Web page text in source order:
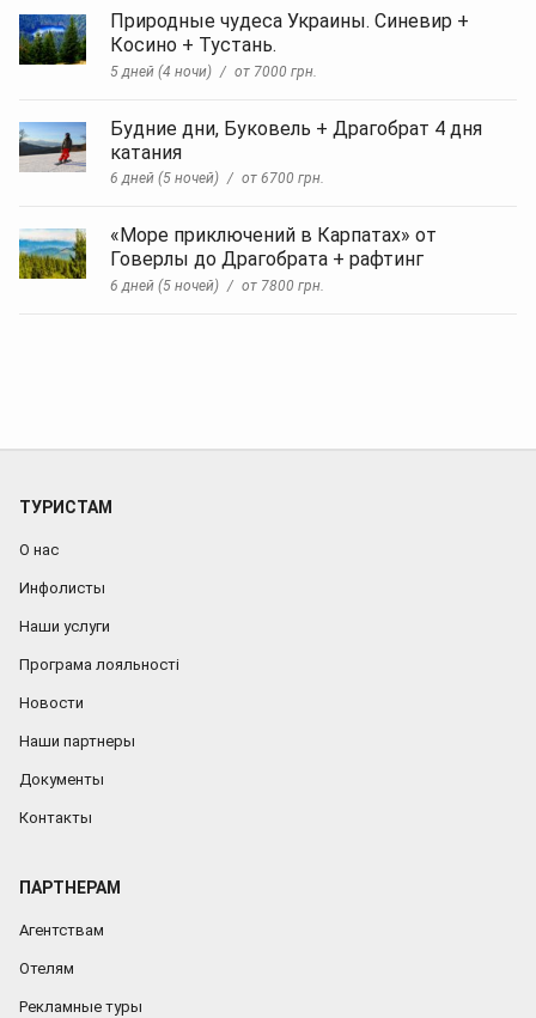
карпаты,
цены
рождество
2021
буковель,
Рождество
Автобус
Киев,
Ясиня,
Природные чудеса Украины. Синевир +
Косино + Тустань.
5 дней (4 ночи) от 7000 грн.
Будние дни, Буковель + Драгобрат 4 дня
катания
6 дней (5 ночей) от 6700 грн.
«Море приключений в Карпатах» от
Говерлы до Драгобрата + рафтинг
6 дней (5 ночей) от 7800 грн.
ТУРИСТАМ
О нас
Инфолисты
Наши услуги
Програма лояльності
Новости
Наши партнеры
Документы
Контакты
ПАРТНЕРАМ
Агентствам
Отелям
Рекламные туры